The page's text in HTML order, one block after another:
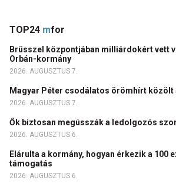
TOP24 mfor
Brüsszel központjában milliárdokért vett
Orbán-kormány
2026. AUGUSZTUS 7.
Magyar Péter csodálatos örömhírt közölt
2026. AUGUSZTUS 7.
Ők biztosan megússzák a ledolgozós
2026. AUGUSZTUS 6.
Elárulta a kormány, hogyan érkezik a 100
támogatás
2026. AUGUSZTUS 6.